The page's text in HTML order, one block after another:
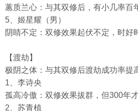
蕙质兰心：与其双修后，有小几率百
5、姬星耀（男）
阴睛不定：双修效果起伏不定，时好
【渡劫】
极阴之体：与其双修后渡劫成功率提
1、李诗央
孤高冷傲：双修效果拔群，但300年
2、苏青植